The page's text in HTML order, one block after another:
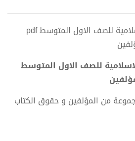
تحميل كتاب التربية الاسلامية للصف الاول المتوسط pdf
للصف الاول المتوسط
من المؤلفين و حقوق الكتاب